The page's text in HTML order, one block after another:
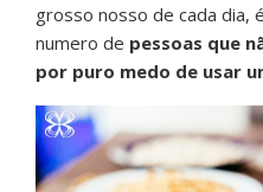
grosso nosso de cada dia,
numero de pessoas que
por puro medo de usar